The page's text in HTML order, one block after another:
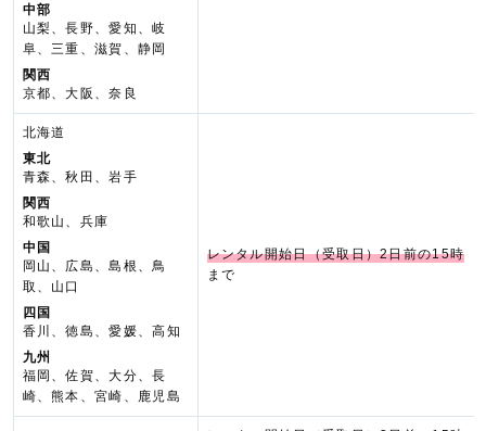
中部
山梨、長野、愛知、岐
阜、三重、滋賀、静岡
関西
京都、大阪、奈良
北海道
東北
青森、秋田、岩手
関西
和歌山、兵庫
中国
岡山、広島、島根、鳥
取、山口
四国
香川、徳島、愛媛、高知
九州
福岡、佐賀、大分、長
崎、熊本、宮崎、鹿児島
レンタル開始日（受取日）2日前の15時
まで